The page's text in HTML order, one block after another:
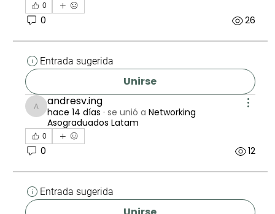
0
0 26
Entrada sugerida
Unirse
andresv.ing
andresv.ing
hace 14 días · se unió a Networking
Asograduados Latam
0
0 12
Entrada sugerida